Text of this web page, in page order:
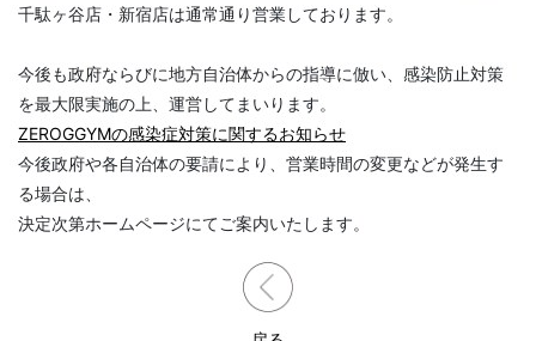
千駄ヶ谷店・新宿店は通常通り営業しております。
今後も政府ならびに地方自治体からの指導に倣い、感染防止対策
を最大限実施の上、運営してまいります。
ZEROGGYMの感染症対策に関するお知らせ
今後政府や各自治体の要請により、営業時間の変更などが発生す
る場合は、
決定次第ホームページにてご案内いたします。